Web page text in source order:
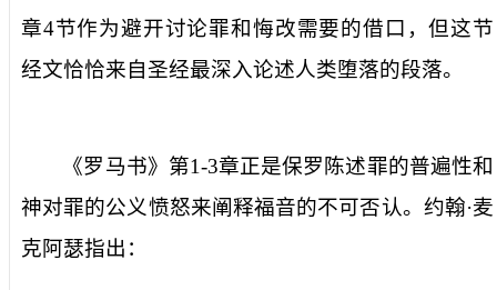
章4节作为避开讨论罪和悔改需要的借口，但这节
经文恰恰来自圣经最深入论述人类堕落的段落。
《罗马书》第1-3章正是保罗陈述罪的普遍性和
神对罪的公义愤怒来阐释福音的不可否认。约翰·麦
克阿瑟指出：